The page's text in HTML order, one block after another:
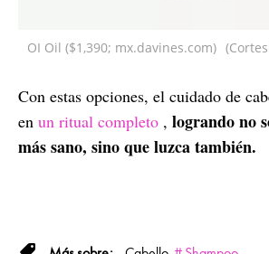
OI Oil ($1,390; mx.davines.com)
Con estas opciones, el cuidado de
en un ritual completo , logrando no
más sano, sino que luzca también.